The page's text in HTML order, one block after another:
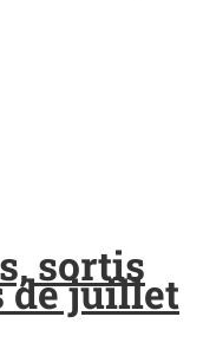
sortis
de juillet